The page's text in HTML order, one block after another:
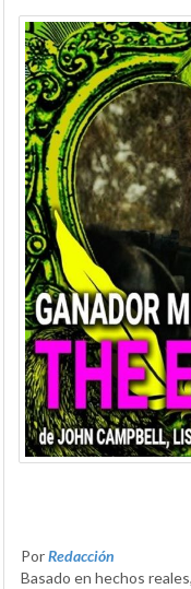
PorRedacción
Basado en hechos